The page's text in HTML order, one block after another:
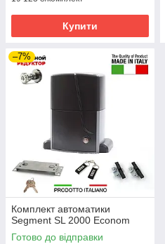
Купити
–7%
Комплект автоматики
Segment SL 2000 Econom
Готово до відправки